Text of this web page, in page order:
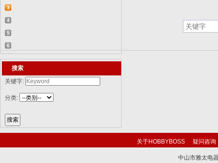
829...
【2015-07-06】德国LWS水陆两栖牵引车
82...
3
【2018-08-31】中国ZTL-11轮式装甲突击
车 ...
4
【2015-12-31】加拿大豹2A4M主战坦克
8386...
5
【2014-12-10】俄罗斯KrAZ-255B军用卡
车85...
6
【2014-12-10】以色列阿奇扎里特装甲运
兵...搜索
关键字:
分类:
关于HOBBYBOSS 疑问咨询
中山市雅太电